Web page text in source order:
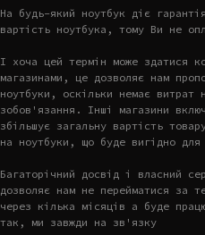
На будь-який ноутбук діє
вартість ноутбука, тому Ви не
І хоча цей термін може здатися
магазинами, це дозволяє нам
ноутбуки, оскільки немає витрат
зобов'язання. Інші магазини
збільшує загальну вартість
на ноутбуки, що буде вигідно для
Багаторічний досвід і власний
дозволяє нам не перейматися за
через кілька місяців а буде
так, ми завжди на зв'язку